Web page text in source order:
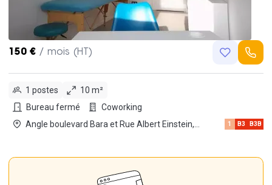
150 € / mois (HT)
1 postes
10 m²
Bureau fermé
Coworking
Angle boulevard Bara et Rue Albert Einstein,
1 B3 B3B